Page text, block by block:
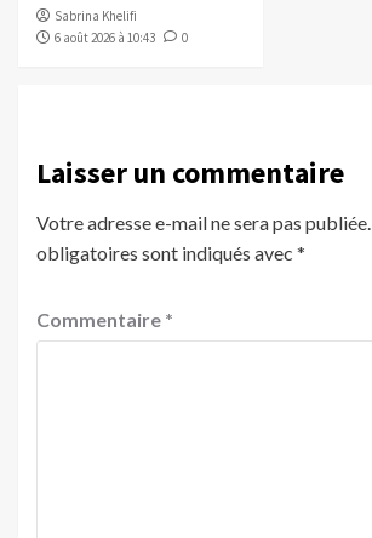
Sabrina Khelifi
6 août 2026 à 10:43
0
Laisser un commentaire
Votre adresse e-mail ne sera pas publiée.
obligatoires sont indiqués avec *
Commentaire *